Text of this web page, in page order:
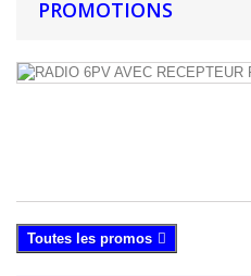
PROMOTIONS
Toutes les promos